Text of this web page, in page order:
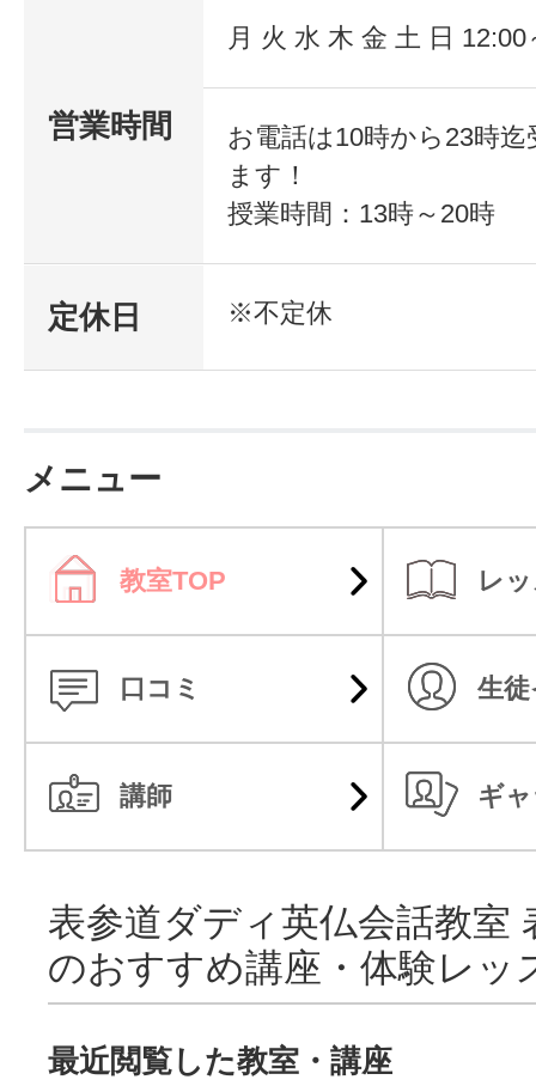
営業時間
月 火 水 木 金 土 日 12:00
お電話は10時から23時
ます！
授業時間：13時～20時
定休日 ※不定休
メニュー
教室TOP レ
口コミ 生
講師 ギ
表参道ダディ英仏会話教室
のおすすめ講座・体験レッ
最近閲覧した教室・講座